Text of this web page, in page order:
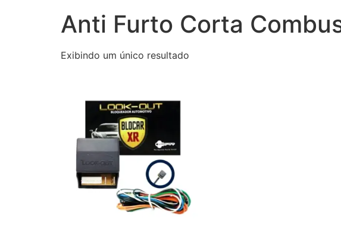
Anti Furto Corta
Exibindo um único resultado